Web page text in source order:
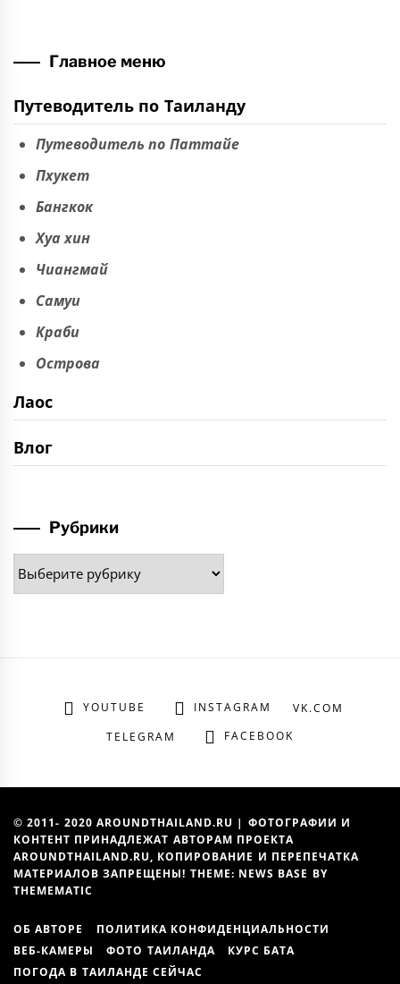
Главное меню
Путеводитель по Таиланду
Путеводитель по Паттайе
Пхукет
Бангкок
Хуа хин
Чиангмай
Самуи
Краби
Острова
Лаос
Влог
Рубрики
Рубрики
YOUTUBE INSTAGRAM
VK.COM
TELEGRAM
FACEBOOK
© 2011- 2020 AROUNDTHAILAND.RU | ФОТОГРАФИИ И
КОНТЕНТ ПРИНАДЛЕЖАТ АВТОРАМ ПРОЕКТА
AROUNDTHAILAND.RU, КОПИРОВАНИЕ И ПЕРЕПЕЧАТКА
МАТЕРИАЛОВ ЗАПРЕЩЕНЫ! THEME: NEWS BASE BY
THEMEMATIC
ОБ АВТОРЕ
ПОЛИТИКА КОНФИДЕНЦИАЛЬНОСТИ
ВЕБ-КАМЕРЫ
ФОТО ТАИЛАНДА
КУРС БАТА
ПОГОДА В ТАИЛАНДЕ СЕЙЧАС